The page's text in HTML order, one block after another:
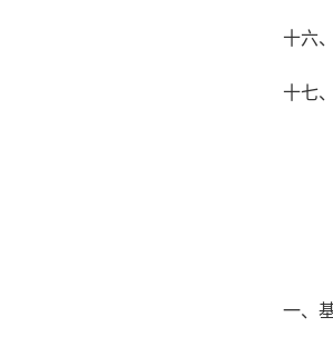
十六
十七
一、